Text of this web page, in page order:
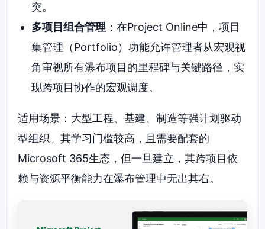
突。
多项目组合管理 ：在Project Online中，项目
集管理（Portfolio）功能允许管理者从宏观视
角审视所有瀑布项目的里程碑与关键路径，实
现跨项目协作的宏观调度。
适用场景：大型工程、基建、制造等强计划驱动
型组织。其学习门槛较高，且需要配套的
Microsoft 365生态，但一旦建立，其跨项目依
赖与资源平衡能力在瀑布管理中无出其右。